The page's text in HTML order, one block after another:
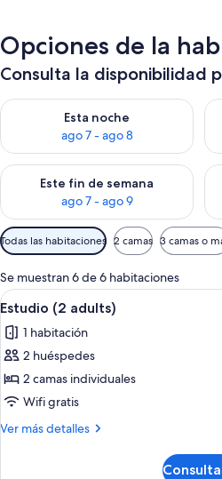
Opciones de la
Consulta la disponibilidad
Esta noche
ago 7 - ago 8
Consulta la disponibilidad para
Este fin de semana
ago 7 - ago 9
Consulta la disponibilidad para
Filtros
disponibles
para
las
habitaciones
Todas las habitaciones 2 camas 3 camas o
Se muestran 6 de 6 habitaciones
Abrir
todas
las
fotos
de
Estudio
(2
8
Estudio (2 adults)
1 habitación
2 huéspedes
2 camas individuales
Wifi gratis
Ver más detalles
Más